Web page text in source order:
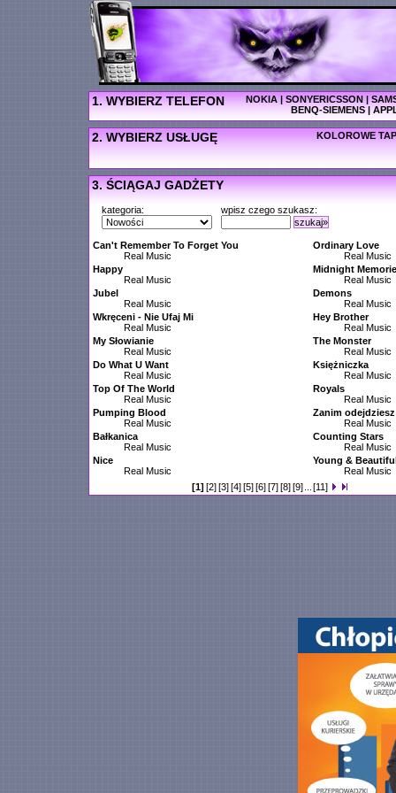
1. WYBIERZ TELEFON NOKIA|SONYERICSSON|
BENQ-SIEMENS|
2. WYBIERZ USŁUGĘ KOLOROWE
3. ŚCIĄGAJ GADŻETY
kategoria:
wpisz czego szukasz:
szukaj»
Can't Remember To Forget You
Real Music
Ordinary Love
Real Music
Happy
Real Music
Midnight
Real Music
Jubel
Real Music
Demons
Real Music
Wkręceni - Nie Ufaj Mi
Real Music
Hey Brother
Real Music
My Słowianie
Real Music
The Monster
Real Music
Do What U Want
Real Music
Księżniczka
Real Music
Top Of The World
Real Music
Royals
Real Music
Pumping Blood
Real Music
Zanim odejdziesz
Real Music
Bałkanica
Real Music
Counting Stars
Real Music
Nice
Real Music
Young &
Real Music
[1] [2][3][4][5][6][7][8][9] [11]